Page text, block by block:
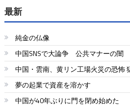
ナ
ビ
ゲ
ー
シ
ョ
最新
純金の仏像
中国SNSで大論争 公共マナーの闇
中国・雲南、黄リン工場火災の恐怖
夢の起業で資産を溶かす
中国が40年ぶりに門を閉め始めた